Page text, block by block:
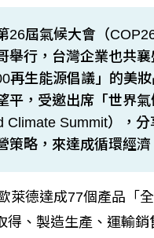
26屆氣候大會（
舉行，台灣企業也共
再生能源倡議」的美
平，受邀出席「世界氣
Climate Summit），
策略，來達成循環經濟
萊德達成77個產品「
得、製造生產、運輸銷